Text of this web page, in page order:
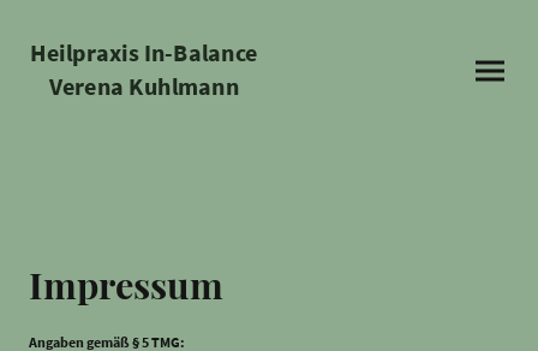
Heilpraxis In-Balance
Verena Kuhlmann
Impressum
Angaben gemäß § 5 TMG: